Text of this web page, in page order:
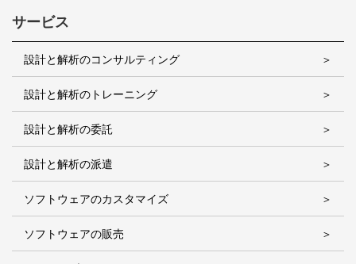
サービス
設計と解析のコンサルティング
設計と解析のトレーニング
設計と解析の委託
設計と解析の派遣
ソフトウェアのカスタマイズ
ソフトウェアの販売